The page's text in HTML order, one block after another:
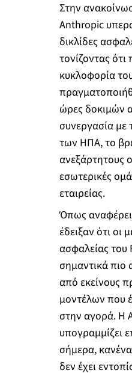
Στην
Anthropic
δικλίδες
τονίζοντας
κυκλοφορία
ώρες δοκιμών
συνεργασία με
των ΗΠΑ, το
ανεξάρτητους
εσωτερικές
εταιρείας.
Όπως
έδειξαν ότι οι
ασφαλείας του
σημαντικά πιο
από εκείνους
μοντέλων που
στην αγορά. Η
υπογραμμίζει
σήμερα,
δεν έχει